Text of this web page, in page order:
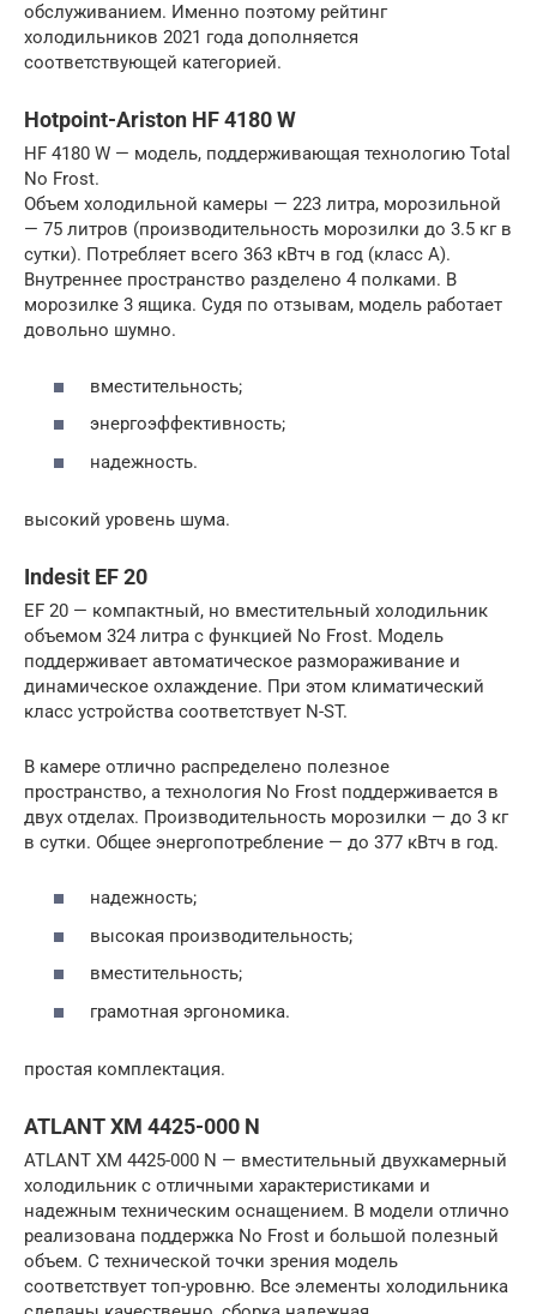
обслуживанием. Именно поэтому рейтинг
холодильников 2021 года дополняется
соответствующей категорией.
Hotpoint-Ariston HF 4180 W
HF 4180 W — модель, поддерживающая технологию Total
No Frost.
Объем холодильной камеры — 223 литра, морозильной
— 75 литров (производительность морозилки до 3.5 кг в
сутки). Потребляет всего 363 кВтч в год (класс А).
Внутреннее пространство разделено 4 полками. В
морозилке 3 ящика. Судя по отзывам, модель работает
довольно шумно.
вместительность;
энергоэффективность;
надежность.
высокий уровень шума.
Indesit EF 20
EF 20 — компактный, но вместительный холодильник
объемом 324 литра с функцией No Frost. Модель
поддерживает автоматическое размораживание и
динамическое охлаждение. При этом климатический
класс устройства соответствует N-ST.
В камере отлично распределено полезное
пространство, а технология No Frost поддерживается в
двух отделах. Производительность морозилки — до 3 кг
в сутки. Общее энергопотребление — до 377 кВтч в год.
надежность;
высокая производительность;
вместительность;
грамотная эргономика.
простая комплектация.
ATLANT ХМ 4425-000 N
ATLANT ХМ 4425-000 N — вместительный двухкамерный
холодильник с отличными характеристиками и
надежным техническим оснащением. В модели отлично
реализована поддержка No Frost и большой полезный
объем. С технической точки зрения модель
соответствует топ-уровню. Все элементы холодильника